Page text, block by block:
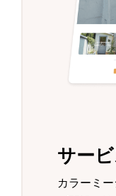
サー
カラーミ